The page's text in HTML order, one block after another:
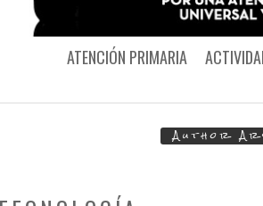
ATENCIÓN PRIMARIA
Author